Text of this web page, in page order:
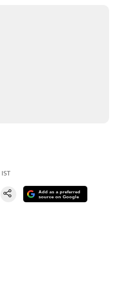
IST
Add as a preferred
source on Google